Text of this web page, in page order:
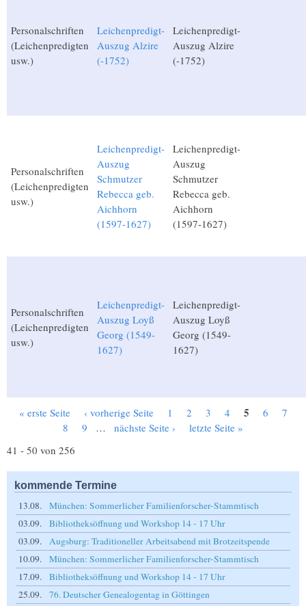
Personalschriften
(Leichenpredigten
usw.)
Leichenpredigt-
Auszug Alzire
(-1752)
Leichenpredigt-
Auszug Alzire
(-1752)
Personalschriften
(Leichenpredigten
usw.)
Leichenpredigt-
Auszug
Schmutzer
Rebecca geb.
Aichhorn
(1597-1627)
Leichenpredigt-
Auszug
Schmutzer
Rebecca geb.
Aichhorn
(1597-1627)
Personalschriften
(Leichenpredigten
usw.)
Leichenpredigt-
Auszug Loyß
Georg (1549-
1627)
Leichenpredigt-
Auszug Loyß
Georg (1549-
1627)
Seiten
« erste Seite ‹ vorherige Seite 1 2 3 4 5 6
7
8
9 … nächste Seite ›
letzte Seite »
41 - 50 von 256
kommende Termine
13.08.
München: Sommerlicher Familienforscher-Stammtisch
03.09.
Bibliotheksöffnung und Workshop 14 - 17 Uhr
03.09.
Augsburg: Traditioneller Arbeitsabend mit Brotzeitspende
10.09.
München: Sommerlicher Familienforscher-Stammtisch
17.09.
Bibliotheksöffnung und Workshop 14 - 17 Uhr
25.09.
76. Deutscher Genealogentag in Göttingen